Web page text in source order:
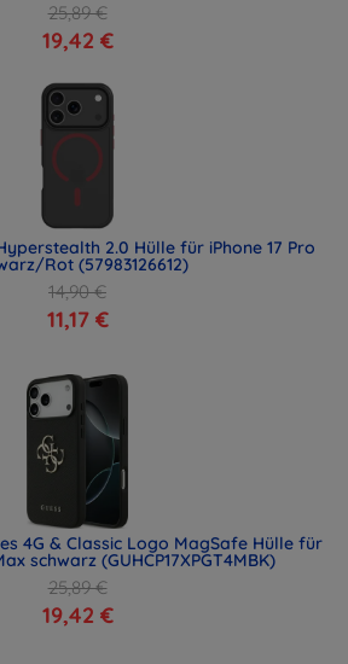
25,89 €
19,42 €
2.0 Hülle für iPhone 17 Pro
Rot (57983126612)
14,90 €
11,17 €
4G & Classic Logo MagSafe Hülle für
schwarz (GUHCP17XPGT4MBK)
25,89 €
19,42 €